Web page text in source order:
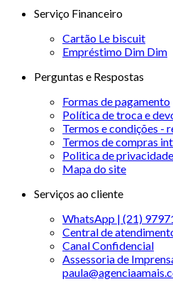
Serviço Financeiro
Cartão Le biscuit
Empréstimo Dim Dim
Perguntas e Respostas
Formas de pagamento
Política de troca e
Termos e condições -
Termos de compras
Politica de privacidade
Mapa do site
Serviços ao cliente
WhatsApp | (21)
Central de
Canal Confidencial
Assessoria de